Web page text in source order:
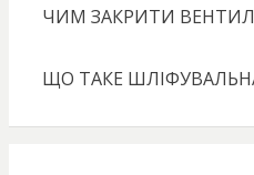
ЧИМ ЗАКРИТИ
ЩО ТАКЕ